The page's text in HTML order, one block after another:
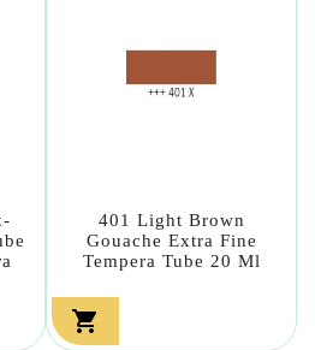
401 Light Brown
Gouache Extra Fine
Tempera Tube 20 Ml
